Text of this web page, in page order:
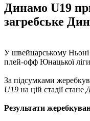
Динамо U19
загребське
У швейцарському
плей-офф Юнацької
За підсумками
U19 на цій стадії стане
Результати